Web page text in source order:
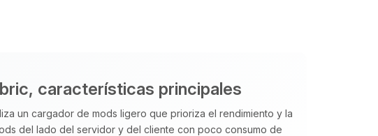
características principales
un cargador de mods ligero que prioriza el rendimiento y la
del lado del servidor y del cliente con poco consumo de